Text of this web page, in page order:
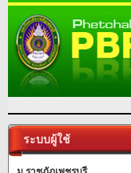
ระบบผู้ใช้